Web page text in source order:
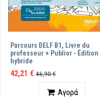
Parcours DELF B1, Livre du
professeur + Publior - Édition
hybride
42,21 € 46,90 €
ΠοσότηταΑγορά